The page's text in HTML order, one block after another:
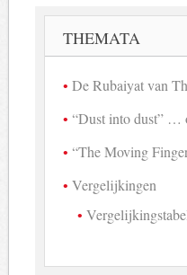
THEMATA
De Rubaiyat van
“Dust into dust” …
“The Moving
Vergelijkingen